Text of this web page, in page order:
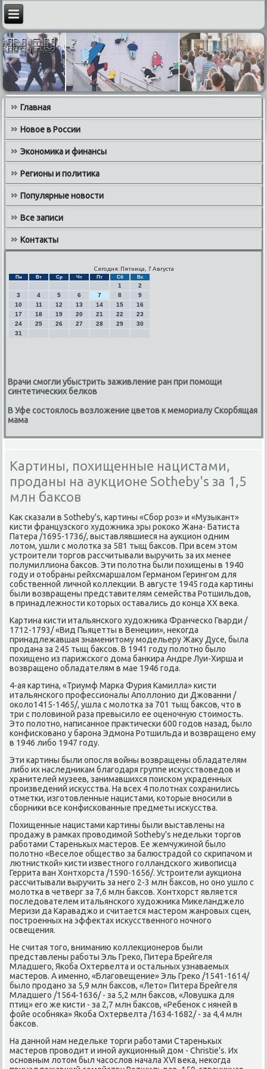
Главная
Новое в России
Экономика и финансы
Регионы и политика
Популярные новости
Все записи
Контакты
Сегодня: Пятница, 7 Августа
Пн Вт Ср Чт Пт Сб Вс
1
2
3
4 5 6 7 8
9
10
11 12 13 14 15
16
17
18 19 20 21 22
23
24
25 26 27 28 29
30
31
Врачи смогли убыстрить заживление ран при помощи
синтетических белков
В Уфе состоялось возложение цветов к мемориалу Скорбящая
мама
Картины, похищенные нацистами,
проданы на аукционе Sotheby's за 1,5
млн баксов
Как сказали в Sotheby's, картины «Сбор роз» и «Музыкант»
кисти французского художника эры рококо Жана- Батиста
Патера /1695-1736/, выставлявшиеся на аукцион одним
лотом, ушли с молотка за 581 тыщ баксов. При всем этом
устроители торгов рассчитывали выручить за их менее
полумиллиона баксов. Эти полотна были похищены в 1940
году и отобраны рейхсмаршалом Германом Герингом для
собственной личной коллекции. В августе 1945 года картины
были возвращены представителям семейства Ротшильдов,
в принадлежности которых оставались до конца XX века.
Картина кисти итальянского художника Франческо Гварди /
1712-1793/ «Вид Пьяцетты в Венеции», некогда
принадлежавшая знаменитому модельеру Жаку Дусе, была
продана за 245 тыщ баксов. В 1941 году полотно было
похищено из парижского дома банкира Андре Луи-Хирша и
возвращено обладателям в мае 1946 года.
4-ая картина, «Триумф Марка Фурия Камилла» кисти
итальянского профессионалы Аполлонио ди Джованни /
около1415-1465/, ушла с молотка за 701 тыщ баксов, что в
три с половиной раза превысило ее оценочную стоимость.
Это полотно, написанное практически 600 годов назад, было
конфисковано у барона Эдмона Ротшильда и возвращено ему
в 1946 либо 1947 году.
Эти картины были опосля войны возвращены обладателям
либо их наследникам благодаря группе искусствоведов и
хранителей музеев, занимавшихся поиском украденных
произведений искусства. На всех 4 полотнах сохранились
отметки, изготовленные нацистами, которые вносили в
сборники все конфискованные предметы искусства.
Похищенные нацистами картины были выставлены на
продажу в рамках проводимой Sotheby's недельки торгов
работами Старенькых мастеров. Ее жемчужиной было
полотно «Веселое общество за балюстрадой со скрипачом и
лютнисткой» кисти известного голландского живописца
Геррита ван Хонтхорста /1590-1656/. Устроители аукциона
рассчитывали выручить за него 2-3 млн баксов, но оно ушло с
молотка в четверг за 7,6 млн баксов. Хонтхорст является
последователем итальянского художника Микеланджело
Меризи да Караваджо и считается мастером жанровых сцен,
построенных на эффектах искусственного ночного
освещения.
Не считая того, вниманию коллекционеров были
представлены работы Эль Греко, Питера Брейгеля
Младшего, Якоба Охтервелта и остальных узнаваемых
мастеров. А именно, «Благовещение» Эль Греко /1541-1614/
было продано за 5,9 млн баксов, «Лето» Питера Брейгеля
Младшего /1564-1636/ - за 5,2 млн баксов, «Ловушка для
птиц» его же кисти - за 2,7 млн баксов, «Ребенок с няней в
фойе особняка» Якоба Охтервелта /1634-1682/ - за 4,4 млн
баксов.
На данной нам недельке торги работами Старенькых
мастеров проводит и иной аукционный дом - Christie's. Их
основным лотом был часослов начала XVI века, некогда